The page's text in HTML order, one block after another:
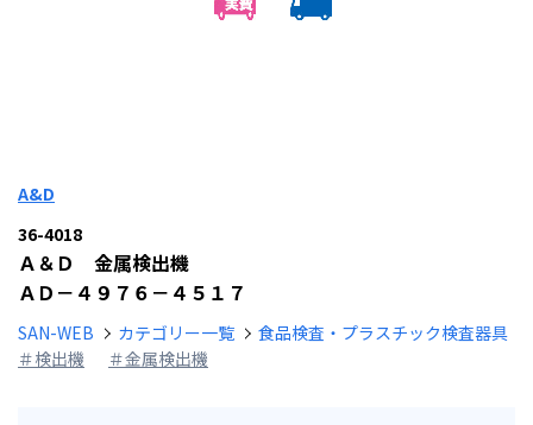
A&D
36-4018
Ａ＆Ｄ 金属検出機
ＡＤ－４９７６－４５１７
SAN-WEB カテゴリー一覧
食品検査・プラスチック検査器具
＃検出機
＃金属検出機